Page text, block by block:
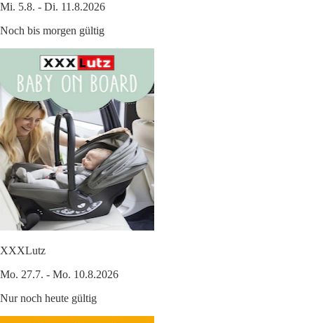
Mi. 5.8. - Di. 11.8.2026
Noch bis morgen gültig
XXXLutz
Mo. 27.7. - Mo. 10.8.2026
Nur noch heute gültig